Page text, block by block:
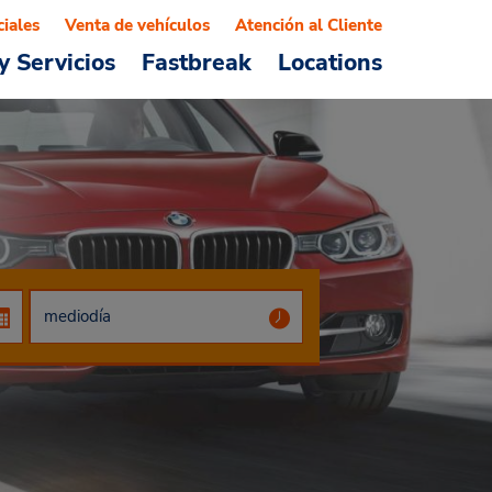
Servicios Fastbreak Locations
Venta de vehículos Atención al Cliente